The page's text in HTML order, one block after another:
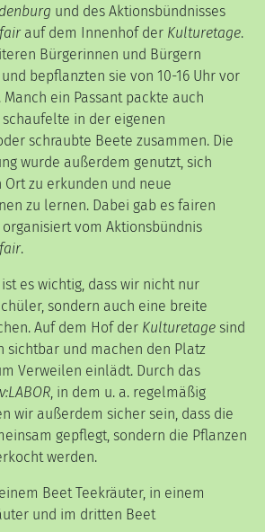
und des Aktionsbündnisses
auf dem Innenhof der Kulturetage.
Bürgerinnen und Bürgern
bepflanzten sie von 10-16 Uhr vor
ein Passant packte auch
in der eigenen
schraubte Beete zusammen. Die
wurde außerdem genutzt, sich
Ort zu erkunden und neue
zu lernen. Dabei gab es fairen
organisiert vom Aktionsbündnis
.
es wichtig, dass wir nicht nur
sondern auch eine breite
Auf dem Hof der Kulturetage sind
sichtbar und machen den Platz
Verweilen einlädt. Durch das
, in dem u. a. regelmäßig
wir außerdem sicher sein, dass die
gepflegt, sondern die Pflanzen
werden.
Beet Teekräuter, in einem
und im dritten Beet